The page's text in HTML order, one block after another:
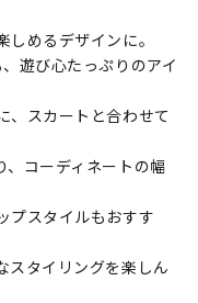
めるデザインに。
遊び心たっぷりのアイ
、スカートと合わせて
、コーディネートの幅
プスタイルもおすす
スタイリングを楽しん